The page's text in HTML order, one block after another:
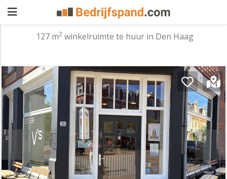
aanbieden
Pand
zoeken
Waarom
adverteren
Premium
adverteren
Blog
127 m2winkelruimte te huur in Den Haag